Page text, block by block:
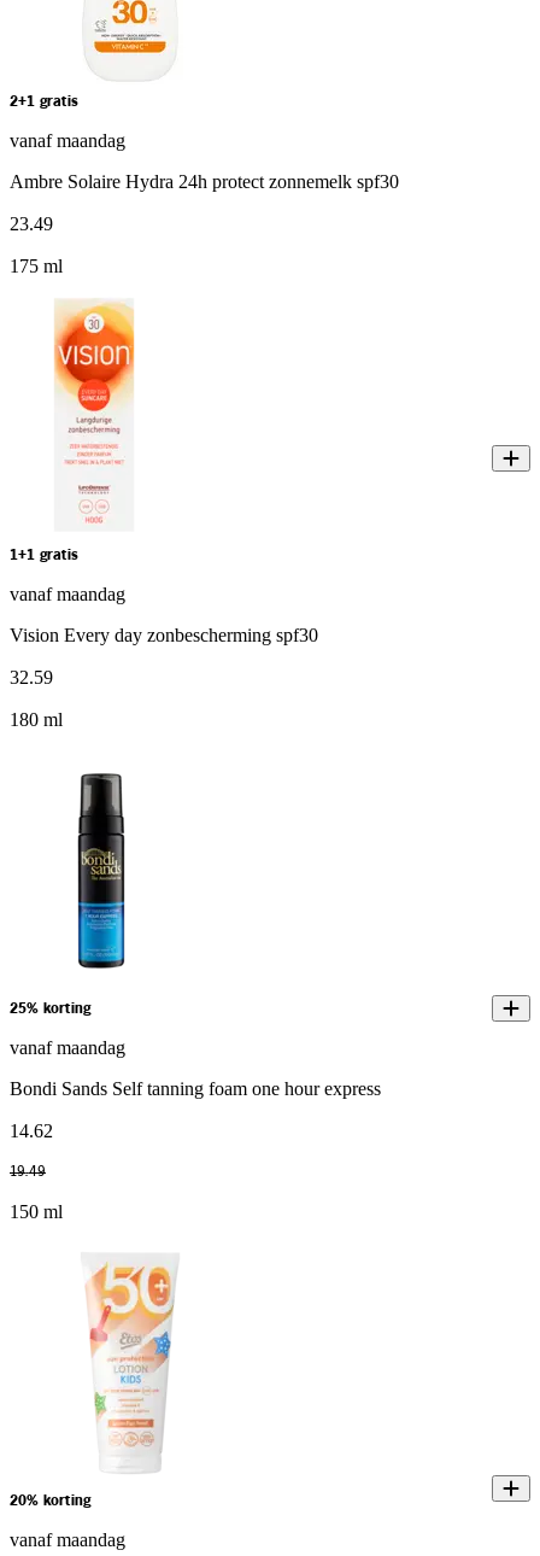
2+1 gratis
vanaf maandag
Ambre Solaire Hydra 24h protect zonnemelk spf30
23.49
175 ml
1+1 gratis
vanaf maandag
Vision Every day zonbescherming spf30
32.59
180 ml
25% korting
vanaf maandag
Bondi Sands Self tanning foam one hour express
14.62
19.49
150 ml
20% korting
vanaf maandag